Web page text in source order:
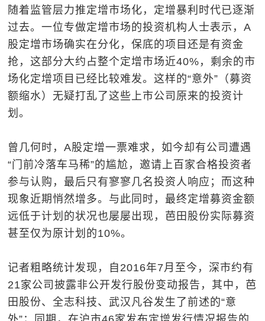
随着监管层力推定增市场化，定增暴利时代已逐渐
过去。一位专做定增市场的投资机构人士表示，A
股定增市场确实在分化，保底的项目还是有资金
抢，这部分大约占整个定增市场近40%，剩余的市
场化定增项目已经比较难发。这样的“意外”（募资
额缩水）无疑打乱了这些上市公司原来的投资计
划。
曾几何时，A股定增一票难求，如今却有公司遭遇
“门前冷落车马稀”的尴尬，邀请上百家合格投资者
参与认购，最后只有寥寥几名投资人响应；而这种
现象近期悄然增多。与此同时，最终定增募资金额
远低于计划的状况也屡屡出现，芭田股份实际募资
甚至仅为原计划的10%。
记者粗略统计发现，自2016年7月至今，深市约有
21家公司披露非公开发行股份变动报告，其中，芭
田股份、全志科技、武汉凡谷发生了前述的“意